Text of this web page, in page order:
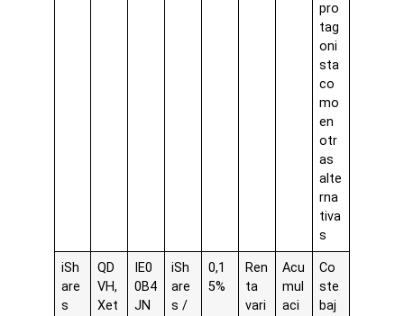
pro
tag
oni
sta
co
mo
en
otr
as
alte
rna
tiva
s
iSh
are
s
QD
VH,
Xet
IE0
0B4
JN
iSh
are
s /
0,1
5%
Ren
ta
vari
Acu
mul
aci
Co
ste
baj